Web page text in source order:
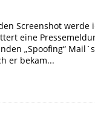
Screenshot
eine
„Spoofing“
er bekam...